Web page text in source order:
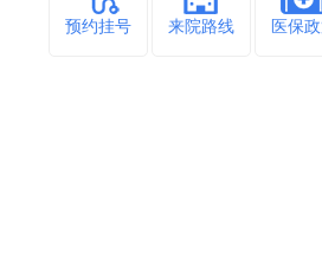
预约挂号 来院路线 医保